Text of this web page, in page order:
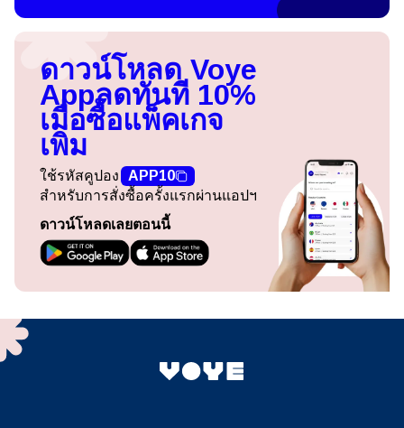
ดาวน์โหลด Voye
Appลดทันที 10%
เมื่อซื้อแพ็คเกจ
เพิ่ม
ใช้รหัสคูปอง
APP10
สำหรับการสั่งซื้อครั้งแรกผ่านแอปฯ
ดาวน์โหลดเลยตอนนี้